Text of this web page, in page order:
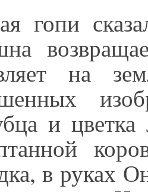
гопи
на
и
в руках